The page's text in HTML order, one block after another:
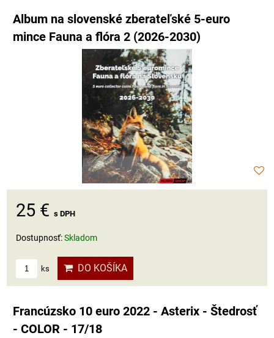
Album na slovenské zberateľské 5-euro
mince Fauna a flóra 2 (2026-2030)
25 € s DPH
Dostupnosť:Skladom
ks DO KOŠÍKA
Francúzsko 10 euro 2022 - Asterix - Štedrosť
- COLOR - 17/18